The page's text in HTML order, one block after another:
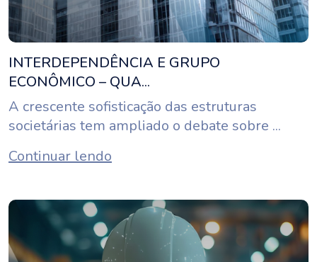
INTERDEPENDÊNCIA E GRUPO
ECONÔMICO – QUA...
A crescente sofisticação das estruturas
societárias tem ampliado o debate sobre ...
Continuar lendo